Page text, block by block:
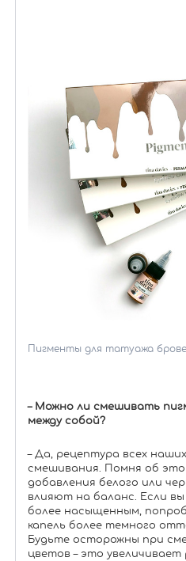
Пигменты для татуажа
– Можно ли смешивать
между собой?
– Да, рецептура всех
смешивания. Помня об
добавления белого или
влияют на баланс. Если
более насыщенным,
капель более темного
Будьте осторожны при
цветов – это увеличивает